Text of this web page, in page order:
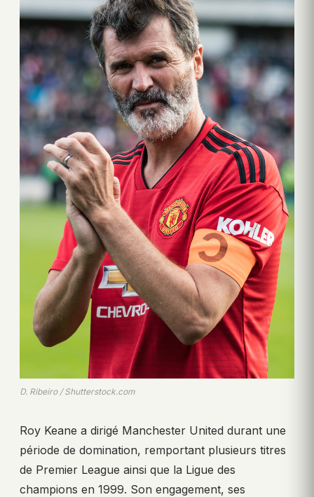
D. Ribeiro / Shutterstock.com
Roy Keane a dirigé Manchester United durant une
période de domination, remportant plusieurs titres
de Premier League ainsi que la Ligue des
champions en 1999. Son engagement, ses